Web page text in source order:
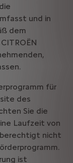
und in
dem
für
des
Sie die
Laufzeit von
nicht
ist